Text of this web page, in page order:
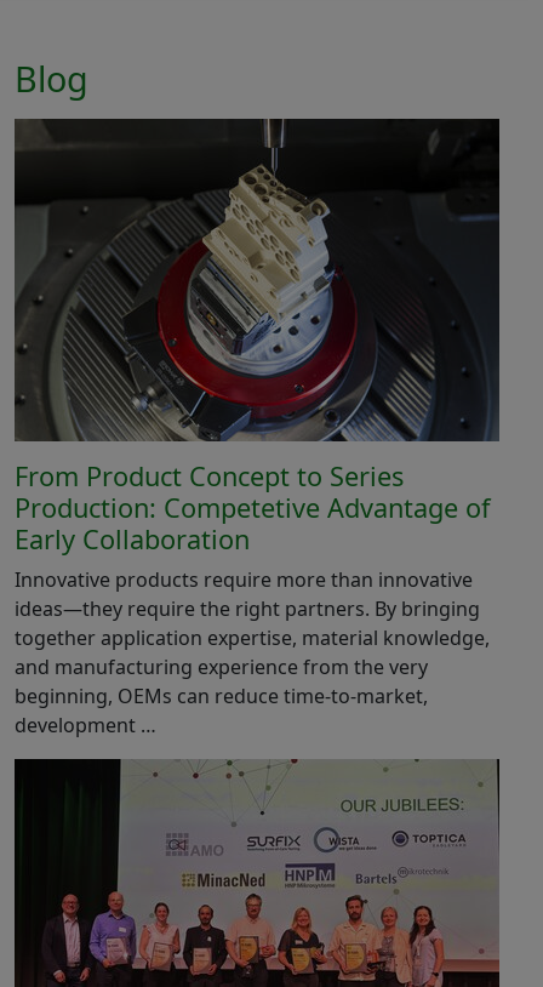
Blog
From Product Concept to Series
Production: Competetive Advantage of
Early Collaboration
Innovative products require more than innovative
ideas—they require the right partners. By bringing
together application expertise, material knowledge,
and manufacturing experience from the very
beginning, OEMs can reduce time-to-market,
development …